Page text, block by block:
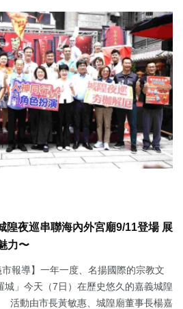
隍夜巡串聯海內外宮廟9/11登場 展
力〜
市報導】一年一度、名揚國際的宗教文
」今天（7日）在歷史悠久的嘉義城隍
活動由市長黃敏惠、城隍廟董事長楊嘉